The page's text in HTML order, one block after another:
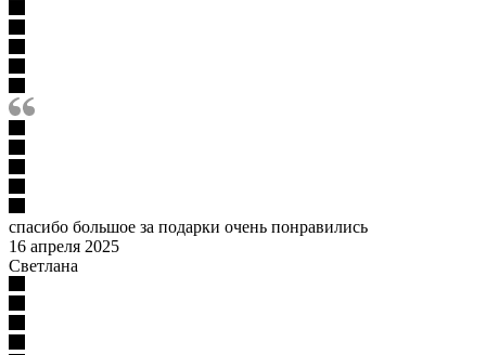
спасибо большое за подарки очень понравились
16 апреля 2025
Светлана